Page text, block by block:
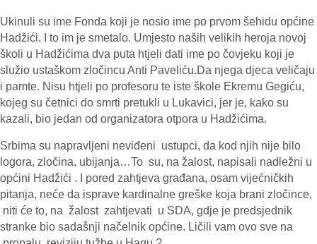
Ukinuli su ime Fonda koji je nosio ime po prvom šehidu općine
Hadžići. I to im je smetalo. Umjesto naših velikih heroja novoj
školi u Hadžićima dva puta htjeli dati ime po čovjeku koji je
služio ustaškom zločincu Anti Paveliću.Da njega djeca veličaju
i pamte. Nisu htjeli po profesoru te iste škole Ekremu Gegiću,
kojeg su četnici do smrti pretukli u Lukavici, jer je, kako su
kazali, bio jedan od organizatora otpora u Hadžićima.
Srbima su napravljeni neviđeni ustupci, da kod njih nije bilo
logora, zločina, ubijanja…To su, na žalost, napisali nadležni u
općini Hadžići . I pored zahtjeva građana, osam vijećničkih
pitanja, neće da isprave kardinalne greške koja brani zločince,
niti će to, na žalost zahtjevati u SDA, gdje je predsjednik
stranke bio sadašnji načelnik općine. Ličili vam ovo sve na